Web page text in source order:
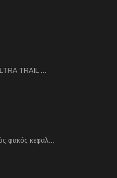
TRAIL …
φακός κεφαλ…